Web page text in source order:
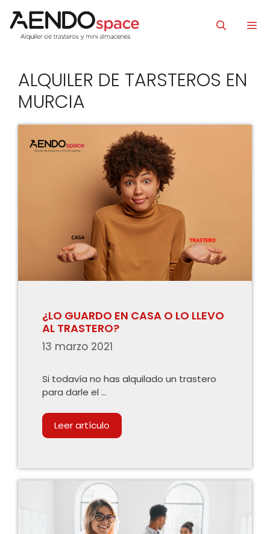
contenido
ALQUILER DE TARSTEROS EN
MURCIA
¿LO GUARDO EN CASA O LO LLEVO
AL TRASTERO?
13 marzo 2021
Si todavía no has alquilado un trastero
para darle el …
Leer artículo